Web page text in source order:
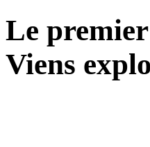
Le
Viens